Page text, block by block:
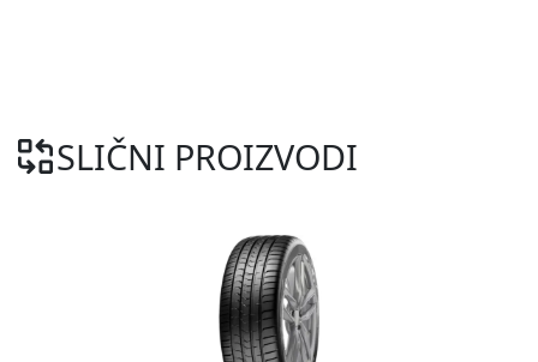
SLIČNI PROIZVODI